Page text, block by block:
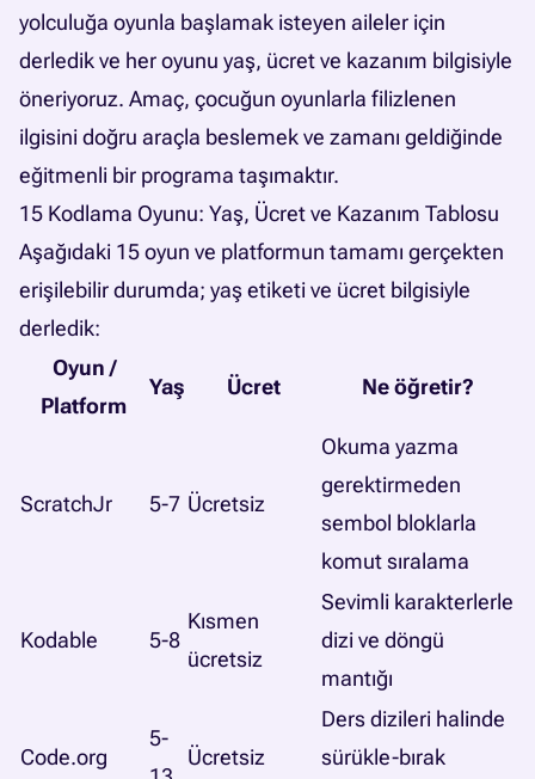
yolculuğa oyunla başlamak isteyen aileler için
derledik ve her oyunu yaş, ücret ve kazanım bilgisiyle
öneriyoruz. Amaç, çocuğun oyunlarla filizlenen
ilgisini doğru araçla beslemek ve zamanı geldiğinde
eğitmenli bir programa taşımaktır.
15 Kodlama Oyunu: Yaş, Ücret ve Kazanım Tablosu
Aşağıdaki 15 oyun ve platformun tamamı gerçekten
erişilebilir durumda; yaş etiketi ve ücret bilgisiyle
derledik:
Oyun /
Platform
Yaş Ücret Ne öğretir?
ScratchJr 5-7 Ücretsiz
Okuma yazma
gerektirmeden
sembol bloklarla
komut sıralama
Kodable 5-8
Kısmen
ücretsiz
Sevimli karakterlerle
dizi ve döngü
mantığı
Code.org
5-
Ücretsiz
Ders dizileri halinde
sürükle-bırak